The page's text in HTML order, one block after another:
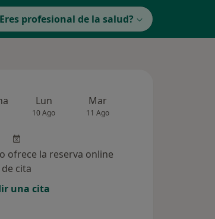
profesional de la salud?
Lun
10 Ago
Mar
11 Ago
ofrece la reserva online
de cita
una cita